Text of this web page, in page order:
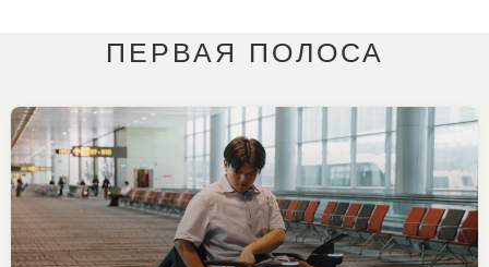
ПЕРВАЯ ПОЛОСА